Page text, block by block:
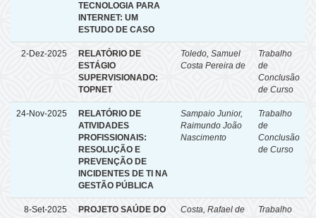
TECNOLOGIA PARA
INTERNET: UM
ESTUDO DE CASO
2-Dez-2025
RELATÓRIO DE
ESTÁGIO
SUPERVISIONADO:
TOPNET
Toledo, Samuel
Costa Pereira de
Trabalho
de
Conclusão
de Curso
24-Nov-2025
RELATÓRIO DE
ATIVIDADES
PROFISSIONAIS:
RESOLUÇÃO E
PREVENÇÃO DE
INCIDENTES DE TI NA
GESTÃO PÚBLICA
Sampaio Junior,
Raimundo João
Nascimento
Trabalho
de
Conclusão
de Curso
8-Set-2025
PROJETO SAÚDE DO
Costa, Rafael de
Trabalho